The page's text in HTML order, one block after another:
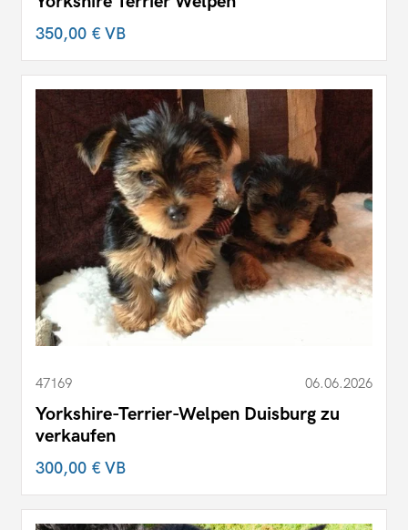
350,00 €VB
47169 06.06.2026
Yorkshire-Terrier-Welpen Duisburg zu
verkaufen
300,00 €VB